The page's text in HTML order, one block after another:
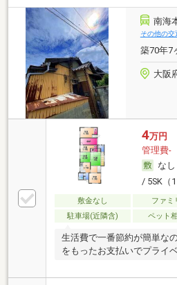
南海
その他の交
築70年7
大阪
4万円
管理費-
なし
/ 5SK（
敷金なし ファミ
駐車場(近隣含)
ペット
生活費で一番節約が簡単な
をもったお支払いでプライ